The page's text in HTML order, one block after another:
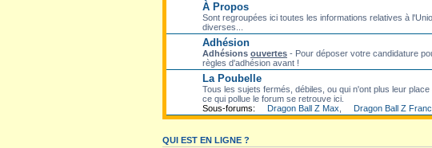
À Propos
Sont regroupées ici toutes les informations relatives à
diverses...
Adhésion
Adhésions ouvertes - Pour déposer votre candidature
règles d'adhésion avant !
La Poubelle
Tous les sujets fermés, débiles, ou qui n'ont plus leur
ce qui pollue le forum se retrouve ici.
Sous-forums:
Dragon Ball Z Max Dragon Ball Z
QUI EST EN LIGNE ?